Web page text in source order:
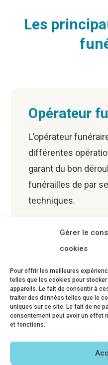
Gérer le
cookies
Pour offrir les meilleures
telles que les cookies pour
appareils. Le fait de consentir à
traiter des données telles que le
uniques sur ce site. Le fait de ne
consentement peut avoir un effet
et fonctions.
Les
Opérateur
L’opérateur
différentes
garant du bon
funérailles de par
techniques.
En savoir plus
Agent
L’agent d’accueil
renseigner les
des obsèques. Il